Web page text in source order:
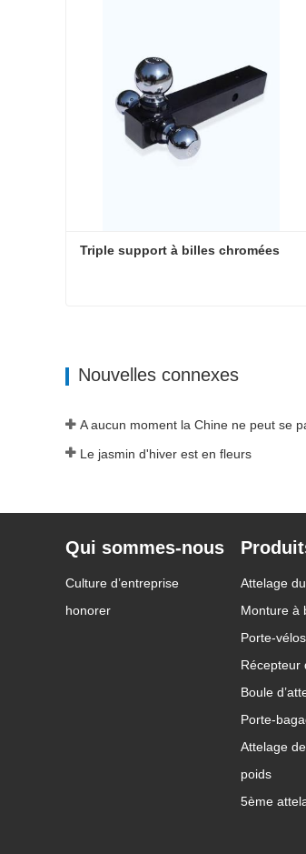
Triple support à billes chromées
Nouvelles connexes
Le jasmin d'hiver est en fleurs
Qui sommes-nous
Culture d’entreprise
honorer
Attelage
Monture à
Porte-vélos
Récepteur
Boule
Porte-
Attelage
poids
5ème